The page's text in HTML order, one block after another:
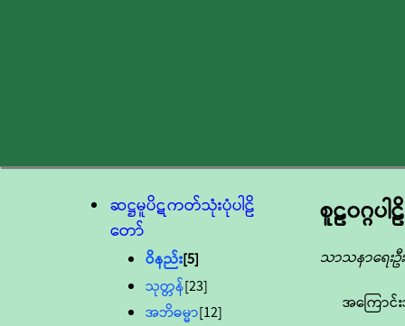
ဆဋ္ဌမူပိဋကတ်သုံးပုံပါဠိ
တော်
ဝိနည်း[5]
သုတ္တန်[23]
အဘိဓမ္မာ[12]
စူဠ၀ဂ္ဂပါဠိ
သာသနာရေးဦ
အကြောင်